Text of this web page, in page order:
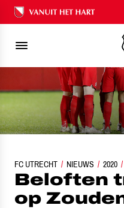
Ons nalatenschap
FC UTRECHT NIEUWS 2020
BELOFTEN
Beloften
op